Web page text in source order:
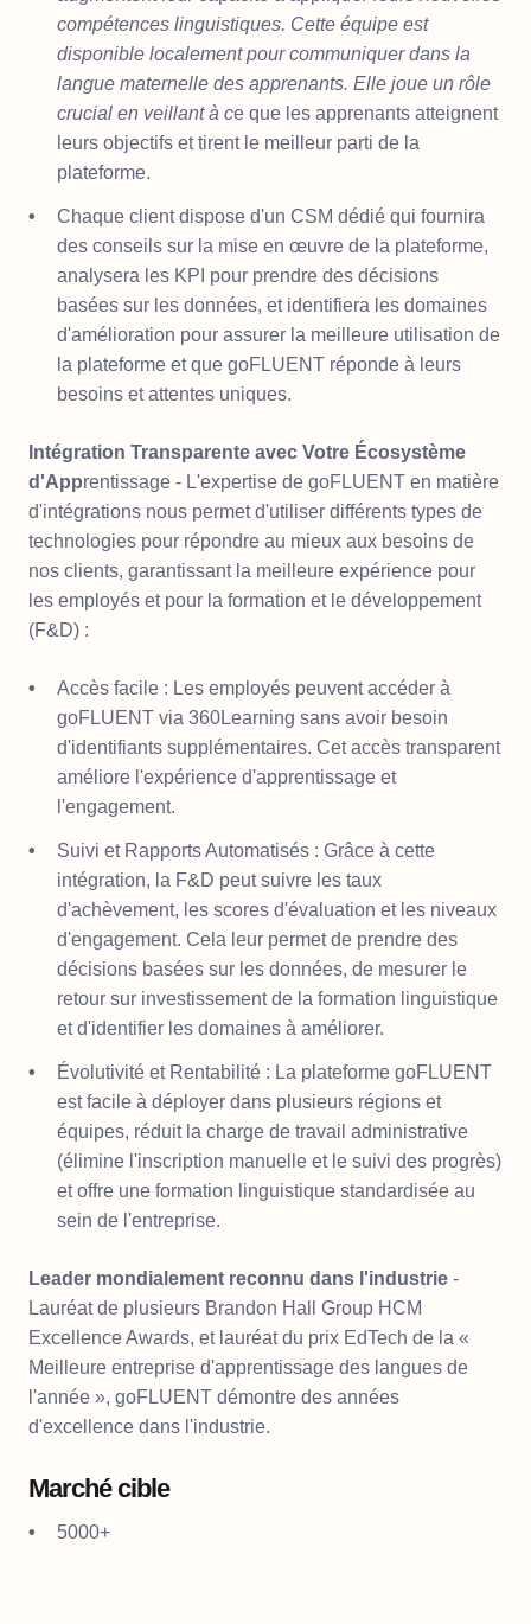
compétences linguistiques. Cette équipe est
disponible localement pour communiquer dans la
langue maternelle des apprenants. Elle joue un rôle
crucial en veillant à ce que les apprenants atteignent
leurs objectifs et tirent le meilleur parti de la
plateforme.
Chaque client dispose d'un CSM dédié qui fournira
des conseils sur la mise en œuvre de la plateforme,
analysera les KPI pour prendre des décisions
basées sur les données, et identifiera les domaines
d'amélioration pour assurer la meilleure utilisation de
la plateforme et que goFLUENT réponde à leurs
besoins et attentes uniques.
Intégration Transparente avec Votre Écosystème
d'Apprentissage - L'expertise de goFLUENT en matière
d'intégrations nous permet d'utiliser différents types de
technologies pour répondre au mieux aux besoins de
nos clients, garantissant la meilleure expérience pour
les employés et pour la formation et le développement
(F&D) :
Accès facile : Les employés peuvent accéder à
goFLUENT via 360Learning sans avoir besoin
d'identifiants supplémentaires. Cet accès transparent
améliore l'expérience d'apprentissage et
l'engagement.
Suivi et Rapports Automatisés : Grâce à cette
intégration, la F&D peut suivre les taux
d'achèvement, les scores d'évaluation et les niveaux
d'engagement. Cela leur permet de prendre des
décisions basées sur les données, de mesurer le
retour sur investissement de la formation linguistique
et d'identifier les domaines à améliorer.
Évolutivité et Rentabilité : La plateforme goFLUENT
est facile à déployer dans plusieurs régions et
équipes, réduit la charge de travail administrative
(élimine l'inscription manuelle et le suivi des progrès)
et offre une formation linguistique standardisée au
sein de l'entreprise.
Leader mondialement reconnu dans l'industrie -
Lauréat de plusieurs Brandon Hall Group HCM
Excellence Awards, et lauréat du prix EdTech de la «
Meilleure entreprise d'apprentissage des langues de
l'année », goFLUENT démontre des années
d'excellence dans l'industrie.
Marché cible
5000+